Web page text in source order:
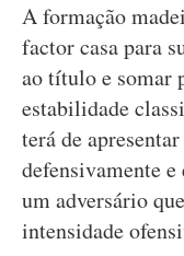
A formação
factor casa para
ao título e somar
estabilidade
terá de
defensivamente
um adversário
intensidade